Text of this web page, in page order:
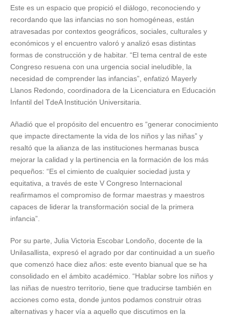
Este es un espacio que propició el diálogo, reconociendo y
recordando que las infancias no son homogéneas, están
atravesadas por contextos geográficos, sociales, culturales y
económicos y el encuentro valoró y analizó esas distintas
formas de construcción y de habitar. “El tema central de este
Congreso resuena con una urgencia social ineludible, la
necesidad de comprender las infancias”, enfatizó Mayerly
Llanos Redondo, coordinadora de la Licenciatura en Educación
Infantil del TdeA Institución Universitaria.
Añadió que el propósito del encuentro es “generar conocimiento
que impacte directamente la vida de los niños y las niñas” y
resaltó que la alianza de las instituciones hermanas busca
mejorar la calidad y la pertinencia en la formación de los más
pequeños: “Es el cimiento de cualquier sociedad justa y
equitativa, a través de este V Congreso Internacional
reafirmamos el compromiso de formar maestras y maestros
capaces de liderar la transformación social de la primera
infancia”.
Por su parte, Julia Victoria Escobar Londoño, docente de la
Unilasallista, expresó el agrado por dar continuidad a un sueño
que comenzó hace diez años: este evento bianual que se ha
consolidado en el ámbito académico. “Hablar sobre los niños y
las niñas de nuestro territorio, tiene que traducirse también en
acciones como esta, donde juntos podamos construir otras
alternativas y hacer vía a aquello que discutimos en la